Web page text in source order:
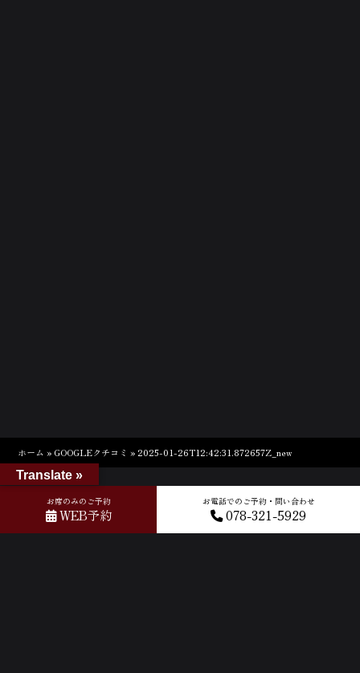
ホーム » GOOGLEクチコミ » 2025-01-26T12:42:31.872657Z_new
お席のみのご予約
WEB予約
お電話でのご予約・問い合わせ
078-321-5929
Translate »